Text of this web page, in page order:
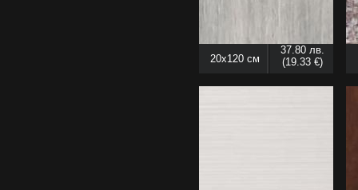
20x120 см
37.80 лв.
(19.33 €)